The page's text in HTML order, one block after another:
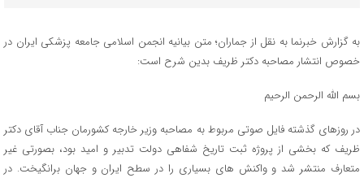
به گزارش خبرنما به نقل از جماران؛ متن بیانیه انجمن اسلامى جامعه پزشکى ایران در
خصوص انتشار مصاحبه دکتر ظریف بدین شرح است:
بسم الله الرحمن الرحیم
در روزهاى گذشته فایل صوتى مربوط به مصاحبه وزیر خارجه کشورمان جناب آقاى دکتر
ظریف که بخشى از پروژه ثبت تاریخ شفاهى دولت تدبیر و امید بود، بصورتى غیر
متعارف منتشر شد و واکنش هاى بسیارى را در سطح ایران و جهان برانگیخت. در